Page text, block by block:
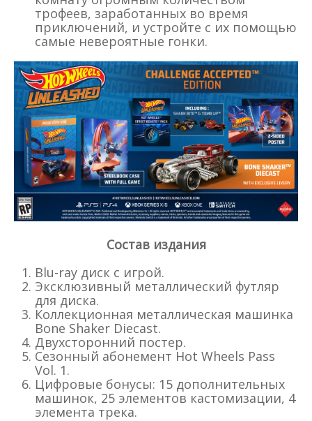
трофеев, заработанных во время
приключений, и устройте с их помощью
самые невероятные гонки.
Состав издания
Blu-ray диск с игрой.
Эксклюзивный металлический футляр
для диска.
Коллекционная металлическая машинка
Bone Shaker Diecast.
Двухсторонний постер.
Сезонный абонемент Hot Wheels Pass
Vol. 1.
Цифровые бонусы: 15 дополнительных
машинок, 25 элементов кастомизации, 4
элемента трека.